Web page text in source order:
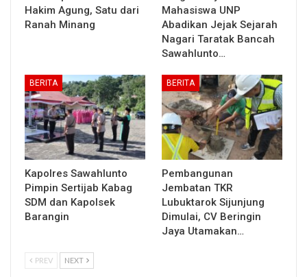
Hakim Agung, Satu dari
Ranah Minang
Mahasiswa UNP
Abadikan Jejak Sejarah
Nagari Taratak Bancah
Sawahlunto…
BERITA
Kapolres Sawahlunto
Pimpin Sertijab Kabag
SDM dan Kapolsek
Barangin
BERITA
Pembangunan
Jembatan TKR
Lubuktarok Sijunjung
Dimulai, CV Beringin
Jaya Utamakan…
PREV NEXT